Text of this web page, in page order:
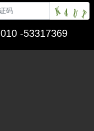
010 -53317369